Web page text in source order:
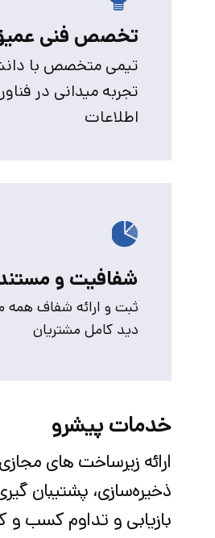
تخصص فنی
تیمی متخصص با
تجربه میدانی در
اطلاعات
شفافیت و
ثبت و ارائه شفاف همه
دید کامل مشتریان
خدمات پیشرو
ارائه زیرساخت های
ذخیره‌سازی، پشتیبان
بازیابی و تداوم کسب و